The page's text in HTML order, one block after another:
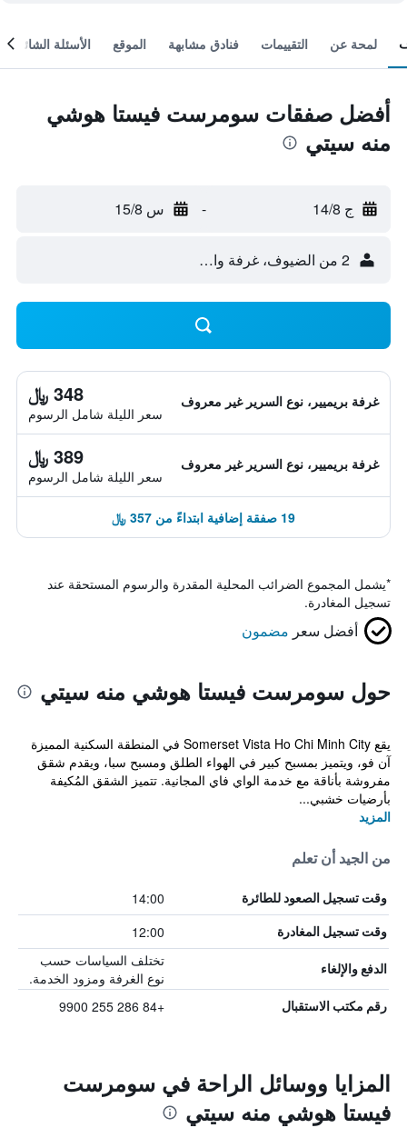
لمحة عن التقييمات فنادق مشابهة الموقع الأسئلة الشائعة
أفضل صفقات سومرست فيستا هوشي
منه سيتي
ج 14/8 - س 15/8
2 من الضيوف، غرفة واحدة
غرفة بريميير، نوع السرير غير معروف 348 ﷼
سعر الليلة شامل الرسوم
غرفة بريميير، نوع السرير غير معروف 389 ﷼
سعر الليلة شامل الرسوم
19 صفقة إضافية ابتداءً من 357 ﷼
*يشمل المجموع الضرائب المحلية المقدرة والرسوم المستحقة عند
تسجيل المغادرة.
أفضل سعر مضمون
حول سومرست فيستا هوشي منه سيتي
يقع Somerset Vista Ho Chi Minh City في المنطقة السكنية المميزة
آن فو، ويتميز بمسبح كبير في الهواء الطلق ومسبح سبا، ويقدم شقق
مفروشة بأناقة مع خدمة الواي فاي المجانية. تتميز الشقق المُكيفة
بأرضيات خشبي...
المزيد
من الجيد أن تعلم
وقت تسجيل الصعود للطائرة 14:00
وقت تسجيل المغادرة 12:00
الدفع والإلغاء
تختلف السياسات حسب
نوع الغرفة ومزود الخدمة.
رقم مكتب الاستقبال +84 286 255 9900
المزايا ووسائل الراحة في سومرست
فيستا هوشي منه سيتي